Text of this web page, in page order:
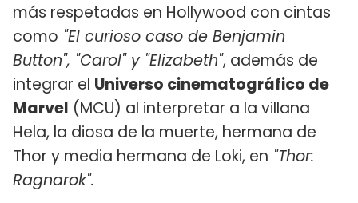
más respetadas en Hollywood con cintas
como "El curioso caso de Benjamin
Button", "Carol" y "Elizabeth", además de
integrar el Universo cinematográfico de
Marvel (MCU) al interpretar a la villana
Hela, la diosa de la muerte, hermana de
Thor y media hermana de Loki, en "Thor:
Ragnarok".